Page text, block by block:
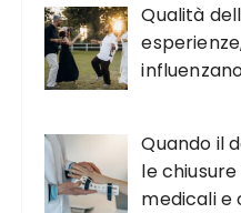
Qualità
Quando il
le
medicali e